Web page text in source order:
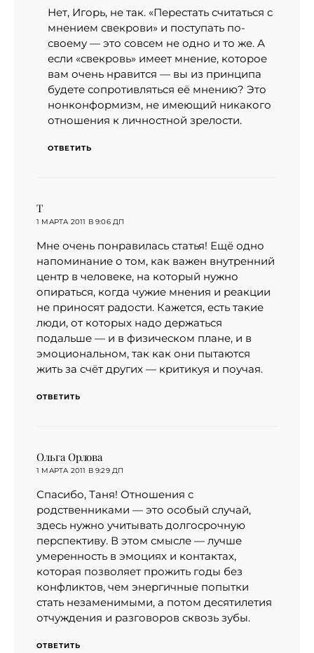
Нет, Игорь, не так. «Перестать считаться с
мнением свекрови» и поступать по-
своему — это совсем не одно и то же. А
если «свекровь» имеет мнение, которое
вам очень нравится — вы из принципа
будете сопротивляться её мнению? Это
нонконформизм, не имеющий никакого
отношения к личностной зрелости.
ОТВЕТИТЬ
T:
1 МАРТА 2011 В 9:06 ДП
Мне очень понравилась статья! Ещё одно
напоминание о том, как важен внутренний
центр в человеке, на который нужно
опираться, когда чужие мнения и реакции
не приносят радости. Кажется, есть такие
люди, от которых надо держаться
подальше — и в физическом плане, и в
эмоциональном, так как они пытаются
жить за счёт других — критикуя и поучая.
ОТВЕТИТЬ
Ольга Орлова
1 МАРТА 2011 В 9:29 ДП
Спасибо, Таня! Отношения с
родственниками — это особый случай,
здесь нужно учитывать долгосрочную
перспективу. В этом смысле — лучше
умеренность в эмоциях и контактах,
которая позволяет прожить годы без
конфликтов, чем энергичные попытки
стать незаменимыми, а потом десятилетия
отчуждения и разговоров сквозь зубы.
ОТВЕТИТЬ